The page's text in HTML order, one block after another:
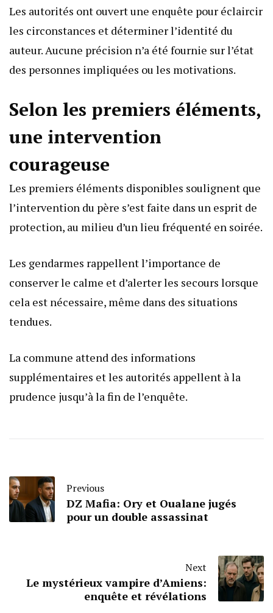
Les autorités ont ouvert une enquête pour éclaircir
les circonstances et déterminer l’identité du
auteur. Aucune précision n’a été fournie sur l’état
des personnes impliquées ou les motivations.
Selon les premiers éléments,
une intervention
courageuse
Les premiers éléments disponibles soulignent que
l’intervention du père s’est faite dans un esprit de
protection, au milieu d’un lieu fréquenté en soirée.
Les gendarmes rappellent l’importance de
conserver le calme et d’alerter les secours lorsque
cela est nécessaire, même dans des situations
tendues.
La commune attend des informations
supplémentaires et les autorités appellent à la
prudence jusqu’à la fin de l’enquête.
Previous
DZ Mafia: Ory et Oualane jugés
pour un double assassinat
Next
Le mystérieux vampire d’Amiens:
enquête et révélations